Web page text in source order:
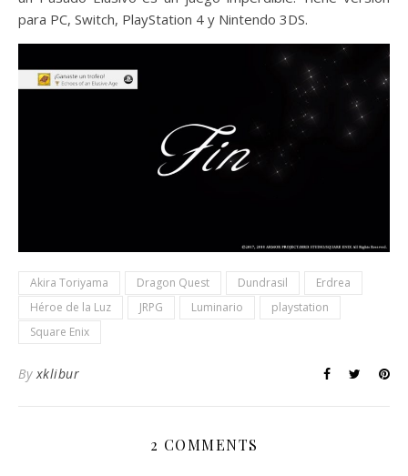
para PC, Switch, PlayStation 4 y Nintendo 3DS.
Akira Toriyama Dragon Quest Dundrasil
Erdrea
Héroe de la Luz
JRPG Luminario
playstation
Square Enix
Byxklibur
2 COMMENTS